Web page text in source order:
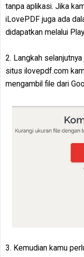
tanpa aplikasi. Jika
iLovePDF juga ada
didapatkan melalui
2. Langkah
situs ilovepdf.com
mengambil file dari
3. Kemudian kamu